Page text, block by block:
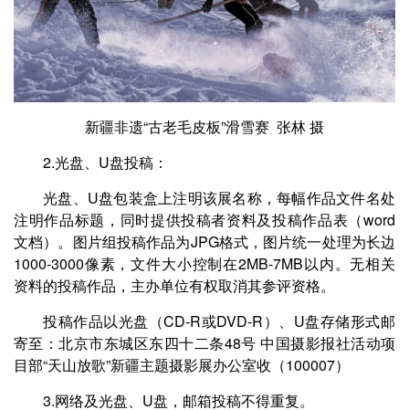
新疆非遗“古老毛皮板”滑雪赛 张林 摄
2.光盘、U盘投稿：
光盘、U盘包装盒上注明该展名称，每幅作品文件名处
注明作品标题，同时提供投稿者资料及投稿作品表（word
文档）。图片组投稿作品为JPG格式，图片统一处理为长边
1000-3000像素，文件大小控制在2MB-7MB以内。无相关
资料的投稿作品，主办单位有权取消其参评资格。
投稿作品以光盘（CD-R或DVD-R）、U盘存储形式邮
寄至：北京市东城区东四十二条48号 中国摄影报社活动项
目部“天山放歌”新疆主题摄影展办公室收（100007）
3.网络及光盘、U盘，邮箱投稿不得重复。